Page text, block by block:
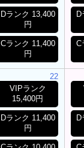
Dランク 13,400
円
Cランク 11,400
円
D
C
22
VIPランク
15,400円
Dランク 11,400
円
D